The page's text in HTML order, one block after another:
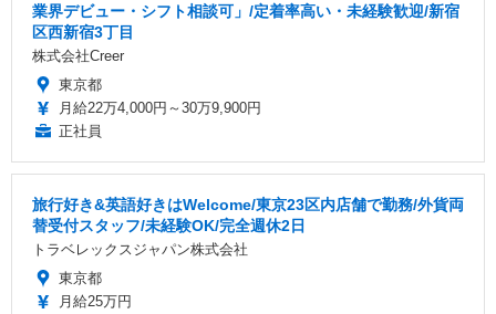
業界デビュー・シフト相談可」/定着率高い・未経験歓迎/新宿
区西新宿3丁目
株式会社Creer
東京都
月給22万4,000円～30万9,900円
正社員
旅行好き&英語好きはWelcome/東京23区内店舗で勤務/外貨両
替受付スタッフ/未経験OK/完全週休2日
トラベレックスジャパン株式会社
東京都
月給25万円